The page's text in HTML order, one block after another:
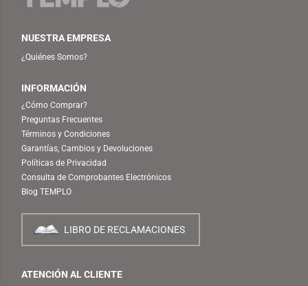
NUESTRA EMPRESA
¿Quiénes Somos?
INFORMACIÓN
¿Cómo Comprar?
Preguntas Frecuentes
Términos y Condiciones
Garantías, Cambios y Devoluciones
Políticas de Privacidad
Consulta de Comprobantes Electrónicos
Blog TEMPLO
LIBRO DE RECLAMACIONES
ATENCIÓN AL CLIENTE